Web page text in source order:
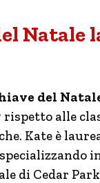
Natale
del
alle
Kate è
di Cedar